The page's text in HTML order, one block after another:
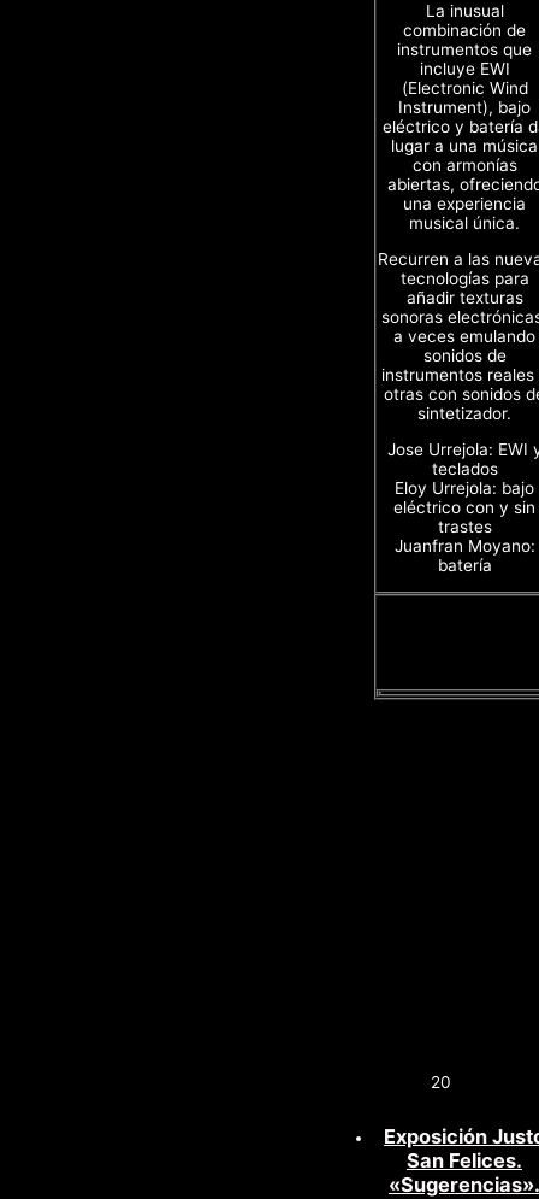
La inusual
combinación de
instrumentos que
incluye EWI
(Electronic Wind
Instrument), bajo
eléctrico y batería
lugar a una música
con armonías
abiertas,
una experiencia
musical única.
Recurren a las
tecnologías para
añadir texturas
sonoras
a veces emulando
sonidos de
instrumentos reales
otras con sonidos
sintetizador.
Jose Urrejola: EWI
teclados
Eloy Urrejola: bajo
eléctrico con y sin
trastes
Juanfran Moyano:
batería
20
Exposición
San Felices.
«Sugerencias».